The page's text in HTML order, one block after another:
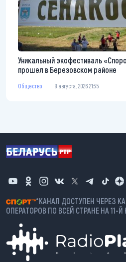
Уникальный экофестиваль
прошел в Березовском районе
Общество 8 августа, 2026 21:35
*КАНАЛ ДОСТУПЕН ЧЕРЕЗ
ОПЕРАТОРОВ ПО ВСЕЙ СТРАНЕ НА 11-Й